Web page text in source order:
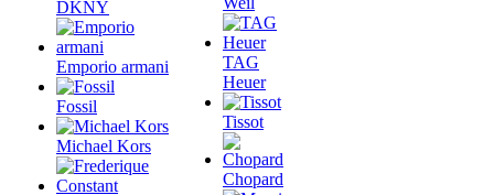
DKNY
Emporio armani
Fossil
Michael Kors
TAG
Heuer
Tissot
Chopard